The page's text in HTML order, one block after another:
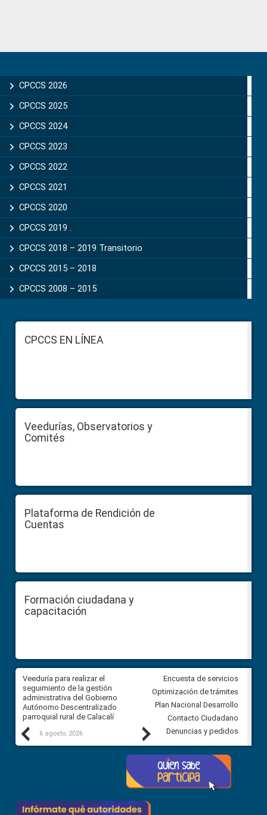
Sidebar
CPCCS 2026
CPCCS 2025
CPCCS 2024
CPCCS 2023
CPCCS 2022
CPCCS 2021
CPCCS 2020
CPCCS 2019 .
CPCCS 2018 – 2019 Transitorio
CPCCS 2015 – 2018
CPCCS 2008 – 2015
FooterCPCCS EN LÍNEA
Veedurías, Observatorios y
Comités
Plataforma de Rendición de
Cuentas
Formación ciudadana y
capacitación
Previous
Veeduría para realizar el
seguimiento de la gestión
administrativa del Gobierno
Autónomo Descentralizado
parroquial rural de Calacalí
6 agosto, 2026
Veeduría para vigilar los
derivados de la Audiencia
comunidad Urbina, parroquia
Carolina
5 agosto, 2026
Next
Encuesta de servicios
Optimización de trámites
Plan Nacional Desarrollo
Contacto Ciudadano
Denuncias y pedidos